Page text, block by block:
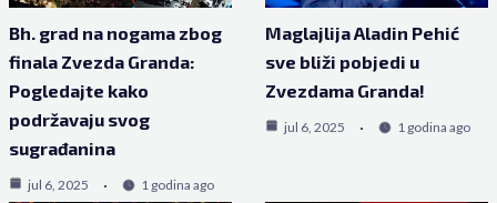
Bh. grad na nogama zbog
finala Zvezda Granda:
Pogledajte kako
podržavaju svog
sugrađanina
jul 6, 2025 1 godina ago
Maglajlija Aladin Pehić
sve bliži pobjedi u
Zvezdama Granda!
jul 6, 2025 1 godina ago